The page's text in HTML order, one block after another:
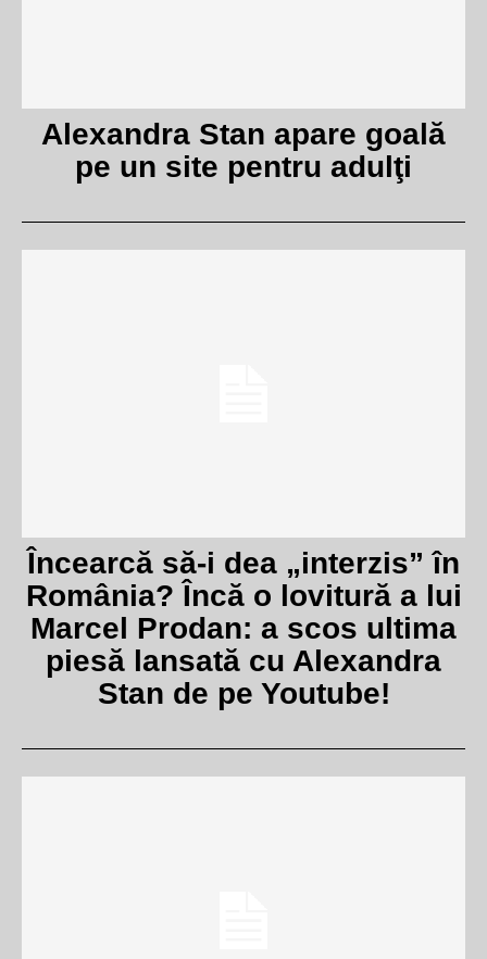
Alexandra Stan apare goală
pe un site pentru adulţi
Încearcă să-i dea „interzis” în
România? Încă o lovitură a lui
Marcel Prodan: a scos ultima
piesă lansată cu Alexandra
Stan de pe Youtube!